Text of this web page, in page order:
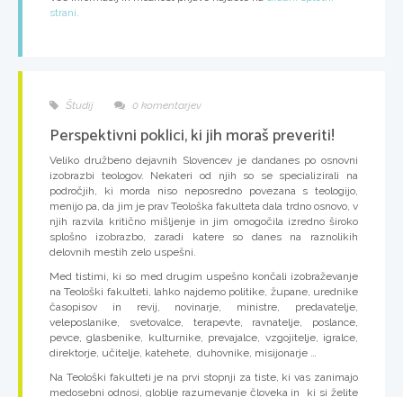
strani.
Študij 0 komentarjev
Perspektivni poklici, ki jih moraš preveriti!
Veliko družbeno dejavnih Slovencev je dandanes po osnovni
izobrazbi teologov. Nekateri od njih so se specializirali na
področjih, ki morda niso neposredno povezana s teologijo,
menijo pa, da jim je prav Teološka fakulteta dala trdno osnovo, v
njih razvila kritično mišljenje in jim omogočila izredno široko
splošno izobrazbo, zaradi katere so danes na raznolikih
delovnih mestih zelo uspešni.
Med tistimi, ki so med drugim uspešno končali izobraževanje
na Teološki fakulteti, lahko najdemo politike, župane, urednike
časopisov in revij, novinarje, ministre, predavatelje,
veleposlanike, svetovalce, terapevte, ravnatelje, poslance,
pevce, glasbenike, kulturnike, prevajalce, vzgojitelje, igralce,
direktorje, učitelje, katehete, duhovnike, misijonarje …
Na Teološki fakulteti je na prvi stopnji za tiste, ki vas zanimajo
medosebni odnosi, globlje razumevanje človeka in ki si želite